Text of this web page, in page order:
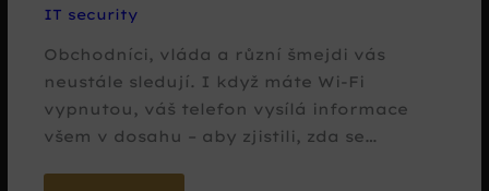
IT security
Obchodníci, vláda a různí šmejdi vás
neustále sledují. I když máte Wi-Fi
vypnutou, váš telefon vysílá informace
všem v dosahu – aby zjistili, zda se…